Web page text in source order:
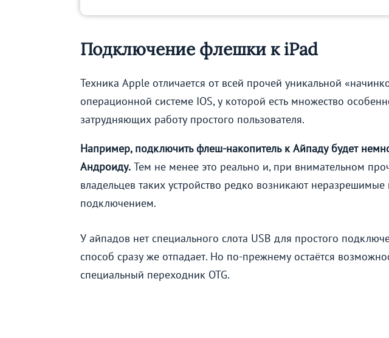
Подключение флешки к iPad
Техника Apple отличается от всей прочей уникальной
операционной системе IOS, у которой есть множество
затрудняющих работу простого пользователя.
Например, подключить флеш-накопитель к Айпаду будет
Андроиду. Тем не менее это реально и, при внимательном
владельцев таких устройство редко возникают
подключением.
У айпадов нет специального слота USB для простого
способ сразу же отпадает. Но по-прежнему остаётся
специальный переходник OTG.